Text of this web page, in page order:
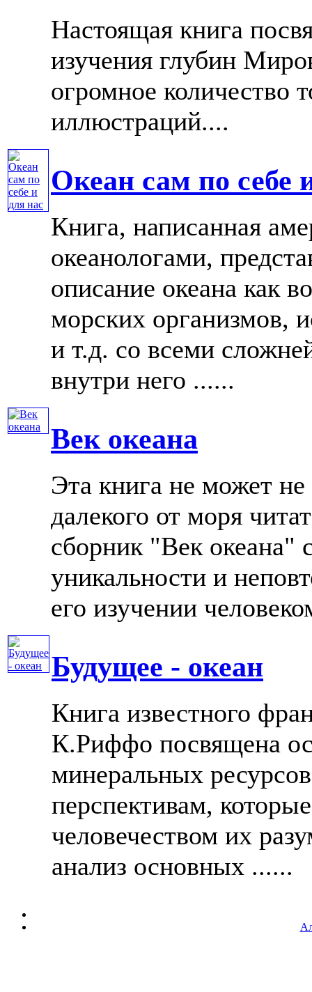
Настоящая книга
изучения глубин
огромное количество
иллюстраций....
Океан сам по себе
Книга, написанная
океанологами,
описание океана как
морских организмов,
и т.д. со всеми
внутри него ......
Век океана
Эта книга не может не
далекого от моря
сборник "Век океана"
уникальности и
его изучении
Будущее - океан
Книга известного
К.Риффо посвящена
минеральных
перспективам,
человечеством их
анализ основных ......